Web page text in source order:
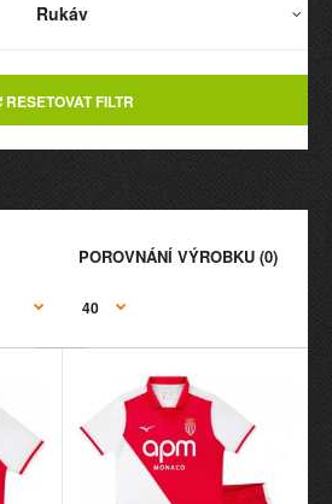
Rukáv
RESETOVAT FILTR
POROVNÁNÍ VÝROBKU (0)